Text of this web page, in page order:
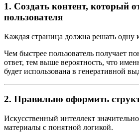
1. Создать контент, который
пользователя
Каждая страница должна решать одну
Чем быстрее пользователь получает
ответ, тем выше вероятность, что
будет использована в генеративной
2. Правильно оформить
Искусственный интеллект
материалы с понятной логикой.